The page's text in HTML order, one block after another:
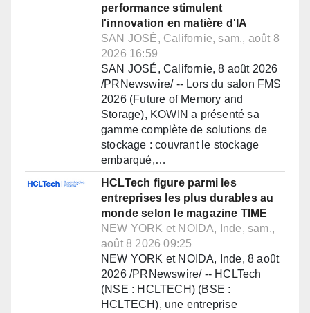
performance stimulent
l'innovation en matière d'IA
SAN JOSÉ, Californie, sam., août 8
2026 16:59
SAN JOSÉ, Californie, 8 août 2026
/PRNewswire/ -- Lors du salon FMS
2026 (Future of Memory and
Storage), KOWIN a présenté sa
gamme complète de solutions de
stockage : couvrant le stockage
embarqué,…
HCLTech figure parmi les
entreprises les plus durables au
monde selon le magazine TIME
NEW YORK et NOIDA, Inde, sam.,
août 8 2026 09:25
NEW YORK et NOIDA, Inde, 8 août
2026 /PRNewswire/ -- HCLTech
(NSE : HCLTECH) (BSE :
HCLTECH), une entreprise